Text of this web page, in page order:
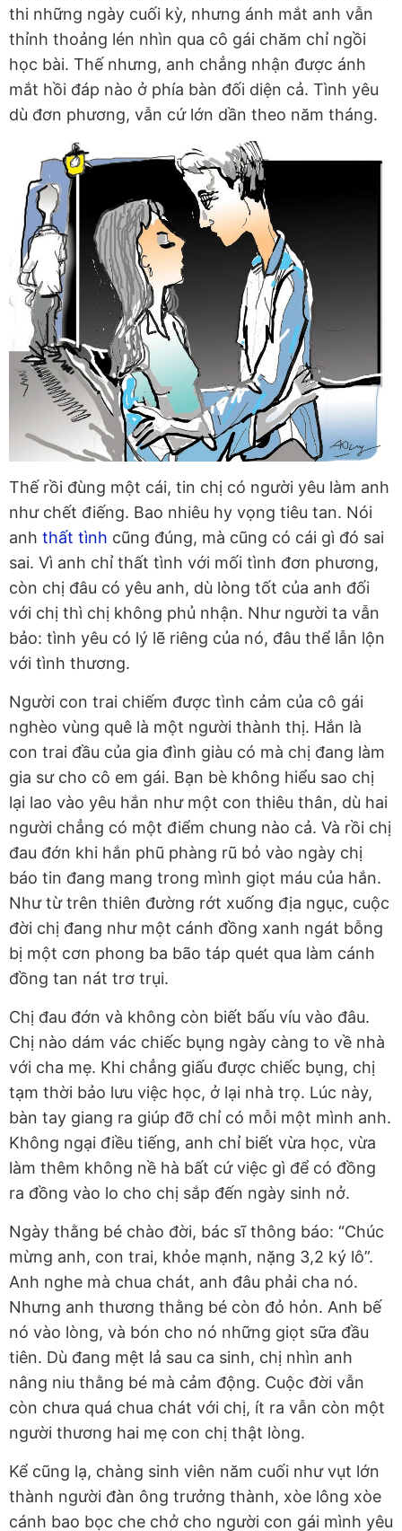
thi những ngày cuối kỳ, nhưng ánh mắt anh vẫn
thỉnh thoảng lén nhìn qua cô gái chăm chỉ ngồi
học bài. Thế nhưng, anh chẳng nhận được ánh
mắt hồi đáp nào ở phía bàn đối diện cả. Tình yêu
dù đơn phương, vẫn cứ lớn dần theo năm tháng.
Thế rồi đùng một cái, tin chị có người yêu làm anh
như chết điếng. Bao nhiêu hy vọng tiêu tan. Nói
anh thất tình cũng đúng, mà cũng có cái gì đó sai
sai. Vì anh chỉ thất tình với mối tình đơn phương,
còn chị đâu có yêu anh, dù lòng tốt của anh đối
với chị thì chị không phủ nhận. Như người ta vẫn
bảo: tình yêu có lý lẽ riêng của nó, đâu thể lẫn lộn
với tình thương.
Người con trai chiếm được tình cảm của cô gái
nghèo vùng quê là một người thành thị. Hắn là
con trai đầu của gia đình giàu có mà chị đang làm
gia sư cho cô em gái. Bạn bè không hiểu sao chị
lại lao vào yêu hắn như một con thiêu thân, dù hai
người chẳng có một điểm chung nào cả. Và rồi chị
đau đớn khi hắn phũ phàng rũ bỏ vào ngày chị
báo tin đang mang trong mình giọt máu của hắn.
Như từ trên thiên đường rớt xuống địa ngục, cuộc
đời chị đang như một cánh đồng xanh ngát bỗng
bị một cơn phong ba bão táp quét qua làm cánh
đồng tan nát trơ trụi.
Chị đau đớn và không còn biết bấu víu vào đâu.
Chị nào dám vác chiếc bụng ngày càng to về nhà
với cha mẹ. Khi chẳng giấu được chiếc bụng, chị
tạm thời bảo lưu việc học, ở lại nhà trọ. Lúc này,
bàn tay giang ra giúp đỡ chỉ có mỗi một mình anh.
Không ngại điều tiếng, anh chỉ biết vừa học, vừa
làm thêm không nề hà bất cứ việc gì để có đồng
ra đồng vào lo cho chị sắp đến ngày sinh nở.
Ngày thằng bé chào đời, bác sĩ thông báo: “Chúc
mừng anh, con trai, khỏe mạnh, nặng 3,2 ký lô”.
Anh nghe mà chua chát, anh đâu phải cha nó.
Nhưng anh thương thằng bé còn đỏ hỏn. Anh bế
nó vào lòng, và bón cho nó những giọt sữa đầu
tiên. Dù đang mệt lả sau ca sinh, chị nhìn anh
nâng niu thằng bé mà cảm động. Cuộc đời vẫn
còn chưa quá chua chát với chị, ít ra vẫn còn một
người thương hai mẹ con chị thật lòng.
Kể cũng lạ, chàng sinh viên năm cuối như vụt lớn
thành người đàn ông trưởng thành, xòe lông xòe
cánh bao bọc che chở cho người con gái mình yêu